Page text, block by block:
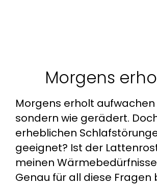
Morgens
Morgens erholt
sondern wie gerädert.
erheblichen
geeignet? Ist der
meinen
Genau für all diese